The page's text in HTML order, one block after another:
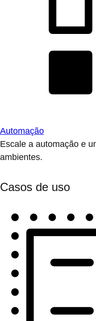
Automação
Escale a automação e
ambientes.
Casos de uso